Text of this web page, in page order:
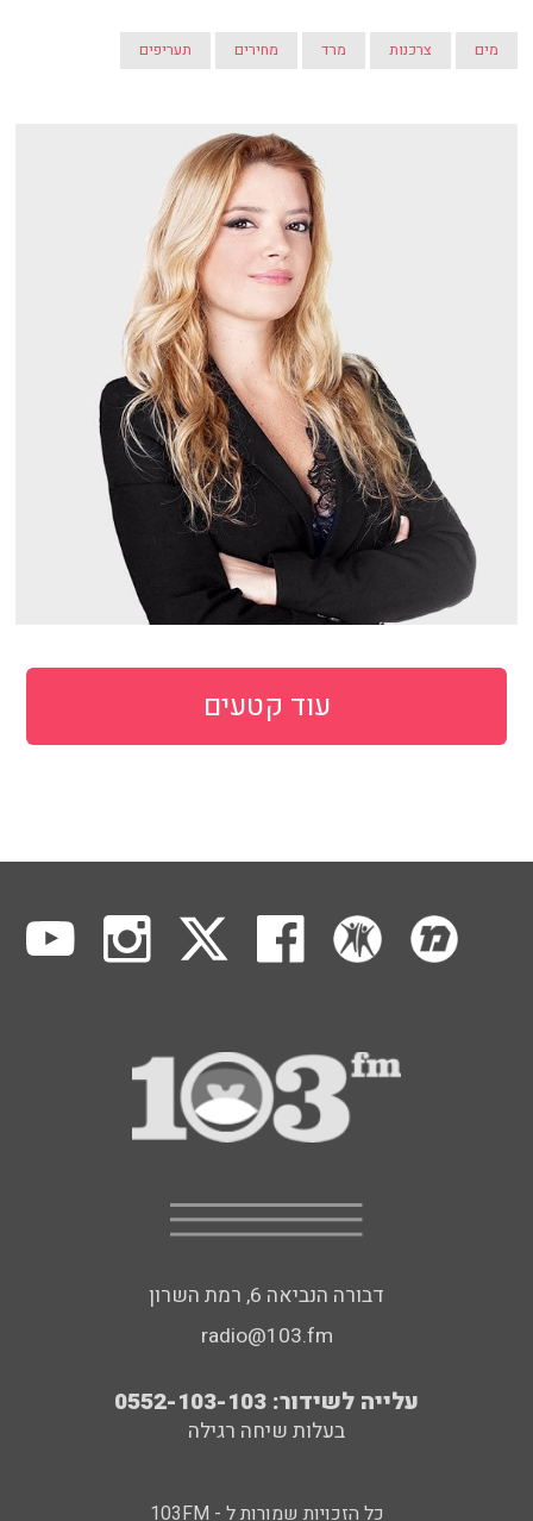
מים צרכנות מרד מחירים תעריפים
עוד קטעים
דבורה הנביאה 6, רמת השרון
radio@103.fm
עלייה לשידור: 0552-103-103
בעלות שיחה רגילה
כל הזכויות שמורות ל - 103FM